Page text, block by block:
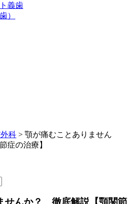
義歯
）
科 > 顎が痛むことありません
症の治療】
せんか？ 徹底解説【顎関節